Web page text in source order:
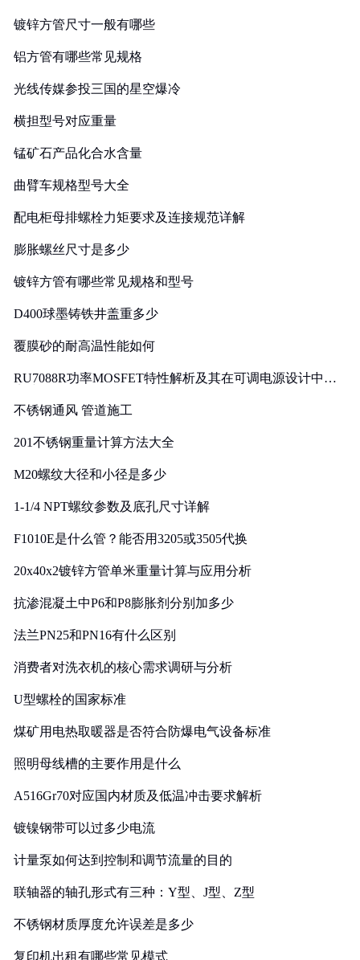
镀锌方管尺寸一般有哪些
铝方管有哪些常见规格
光线传媒参投三国的星空爆冷
横担型号对应重量
锰矿石产品化合水含量
曲臂车规格型号大全
配电柜母排螺栓力矩要求及连接规范详解
膨胀螺丝尺寸是多少
镀锌方管有哪些常见规格和型号
D400球墨铸铁井盖重多少
覆膜砂的耐高温性能如何
RU7088R功率MOSFET特性解析及其在可调电源设计中的
不锈钢通风 管道施工
201不锈钢重量计算方法大全
M20螺纹大径和小径是多少
1-1/4 NPT螺纹参数及底孔尺寸详解
F1010E是什么管？能否用3205或3505代换
20x40x2镀锌方管单米重量计算与应用分析
抗渗混凝土中P6和P8膨胀剂分别加多少
法兰PN25和PN16有什么区别
消费者对洗衣机的核心需求调研与分析
U型螺栓的国家标准
煤矿用电热取暖器是否符合防爆电气设备标准
照明母线槽的主要作用是什么
A516Gr70对应国内材质及低温冲击要求解析
镀镍钢带可以过多少电流
计量泵如何达到控制和调节流量的目的
联轴器的轴孔形式有三种：Y型、J型、Z型
不锈钢材质厚度允许误差是多少
复印机出租有哪些常见模式